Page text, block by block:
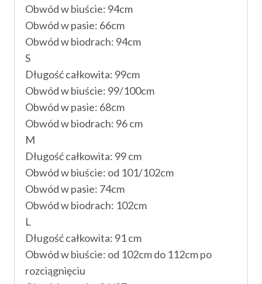
Obwód w biuście: 94cm
Obwód w pasie: 66cm
Obwód w biodrach: 94cm
S
Długość całkowita: 99cm
Obwód w biuście: 99/100cm
Obwód w pasie: 68cm
Obwód w biodrach: 96 cm
M
Długość całkowita: 99 cm
Obwód w biuście: od 101/102cm
Obwód w pasie: 74cm
Obwód w biodrach: 102cm
L
Długość całkowita: 91 cm
Obwód w biuście: od 102cm do 112cm po
rozciągnięciu